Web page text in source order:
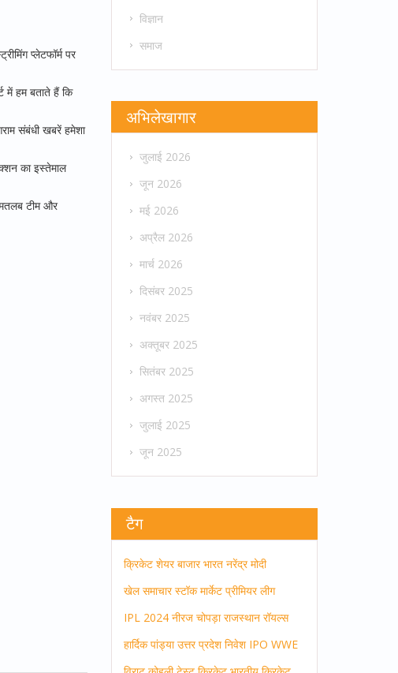
प्लेटफॉर्म पर
में हम बताते हैं कि
संबंधी खबरें हमेशा
का इस्तेमाल
टीम और
विज्ञान
समाज
अभिलेखागार
जुलाई 2026
जून 2026
मई 2026
अप्रैल 2026
मार्च 2026
दिसंबर 2025
नवंबर 2025
अक्तूबर 2025
सितंबर 2025
अगस्त 2025
जुलाई 2025
जून 2025
टैग
क्रिकेट शेयर बाजार भारत नरेंद्र मोदी
खेल समाचार स्टॉक मार्केट प्रीमियर लीग
IPL 2024 नीरज चोपड़ा राजस्थान रॉयल्स
हार्दिक पांड्या उत्तर प्रदेश निवेश IPO WWE